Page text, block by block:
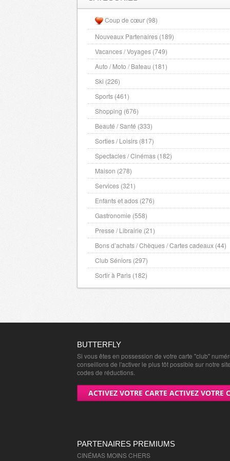
FINSBURY BOULOGNE-BILLANCOURT
111 rue Gallieni - 92100 BOULOGNE-
FINSBURY VINCENNES
11 avenue du Château - 94300 VINCENNES, (fr)
Coup de cœur (98)
Nouveaux Partenaires (189)
Vacances / Voyages (749)
Auto / Moto / Bateau (181)
Ski (226)
Sports (461)
Shopping (676)
Beauté / Santé (333)
Sorties / Loisirs (817)
Spectacles / Cinémas (182)
Maison (278)
Services (321)
Enfants et ados (276)
Gastronomie (558)
Presse / Librairie (21)
Bons d’achats / Chèques / Cartes cadeaux (44)
Club Séniors (297)
Sortir à Paris (182)
BUTTERFLY
Si vous êtes en possession de votre carte "club"
conseillons de l'activer le plus tôt possible sur notre
codes de réductions.
ACTIVEZ VOTRE CARTE ACTIVEZ VOTRE
PARTENAIRES PREMIUMS
CINÉMAS MOINS CHERS